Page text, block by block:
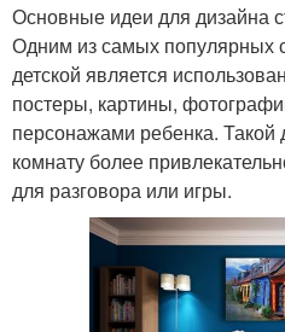
Основные идеи для дизайна
Одним из самых популярных
детской является
постеры, картины,
персонажами ребенка. Такой
комнату более
для разговора или игры.